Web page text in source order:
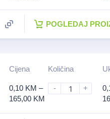
POGLEDAJ
Cijena
0,10 KM –
165,00 KM
Količina
- +